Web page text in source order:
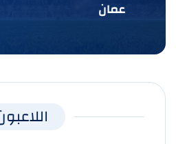
عمان